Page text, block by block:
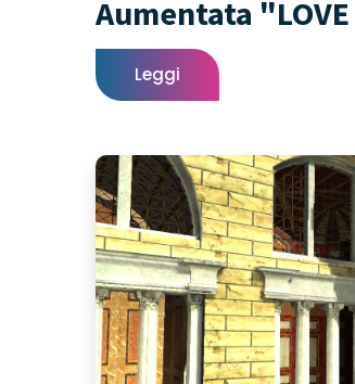
Aumentata "LOVE
Leggi